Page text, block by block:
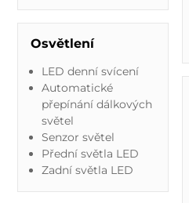
Osvětlení
LED denní svícení
Automatické
přepínání dálkových
světel
Senzor světel
Přední světla LED
Zadní světla LED